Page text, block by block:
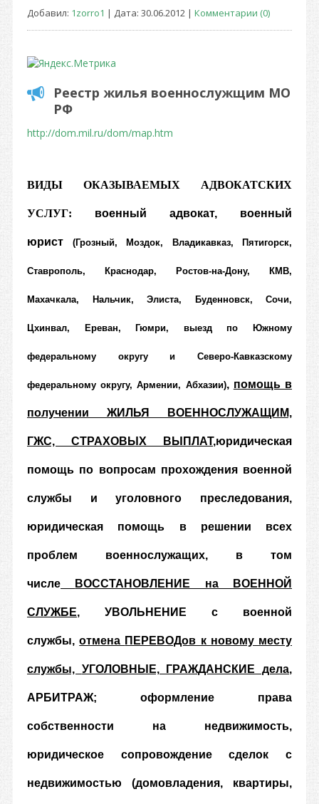
Добавил: 1zorro1 | Дата: 30.06.2012 | Комментарии (0)
Реестр жилья военнослужщим МО
РФ
http://dom.mil.ru/dom/map.htm
ВИДЫ ОКАЗЫВАЕМЫХ АДВОКАТСКИХ
УСЛУГ: военный адвокат, военный
юрист (Грозный, Моздок, Владикавказ, Пятигорск,
Ставрополь, Краснодар, Ростов-на-Дону, КМВ,
Махачкала, Нальчик, Элиста, Буденновск, Сочи,
Цхинвал, Ереван, Гюмри, выезд по Южному
федеральному округу и Северо-Кавказскому
федеральному округу, Армении, Абхазии), помощь в
получении ЖИЛЬЯ ВОЕННОСЛУЖАЩИМ,
ГЖС, СТРАХОВЫХ ВЫПЛАТ,юридическая
помощь по вопросам прохождения военной
службы и уголовного преследования,
юридическая помощь в решении всех
проблем военнослужащих, в том
числе ВОССТАНОВЛЕНИЕ на ВОЕННОЙ
СЛУЖБЕ, УВОЛЬНЕНИЕ с военной
службы,отмена ПЕРЕВОДов к новому месту
службы, УГОЛОВНЫЕ, ГРАЖДАНСКИЕ дела,
АРБИТРАЖ; оформление права
собственности на недвижимость,
юридическое сопровождение сделок с
недвижимостью (домовладения, квартиры,